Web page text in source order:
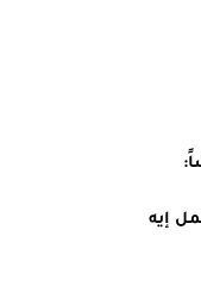
إيه